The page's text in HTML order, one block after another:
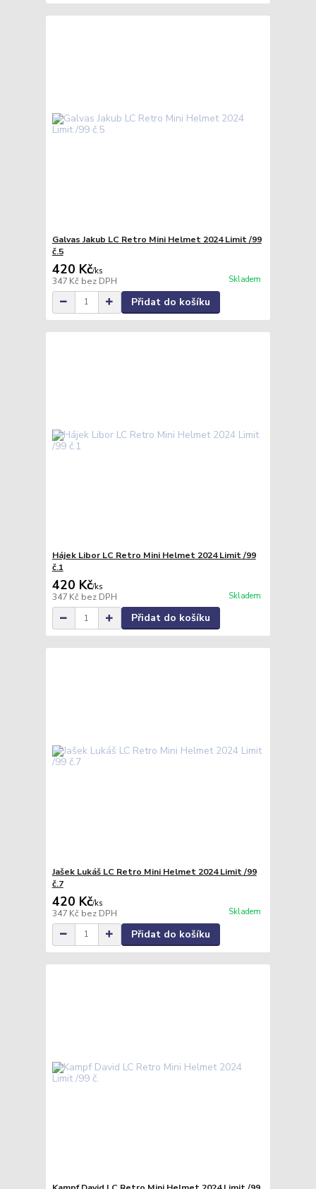
Galvas Jakub LC Retro Mini Helmet 2024 Limit /99
č.5
420 Kč/ks
347 Kč bez DPH Skladem
Přidat do košíku
Hájek Libor LC Retro Mini Helmet 2024 Limit /99
č.1
420 Kč/ks
347 Kč bez DPH Skladem
Přidat do košíku
Jašek Lukáš LC Retro Mini Helmet 2024 Limit /99
č.7
420 Kč/ks
347 Kč bez DPH Skladem
Přidat do košíku